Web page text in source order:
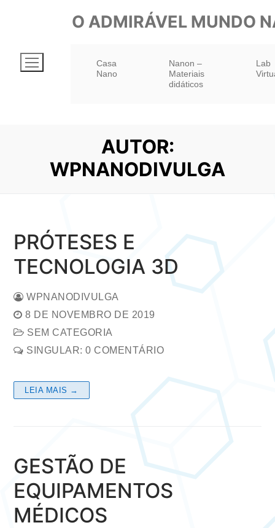
conteúdo
O ADMIRÁVEL MUNDO
Casa
Nano
Nanon –
Materiais
didáticos
Lab
AUTOR:
WPNANODIVULGA
PRÓTESES E
TECNOLOGIA 3D
WPNANODIVULGA
8 DE NOVEMBRO DE 2019
SEM CATEGORIA
SINGULAR: 0 COMENTÁRIO
LEIA MAIS →
GESTÃO DE
EQUIPAMENTOS
MÉDICOS